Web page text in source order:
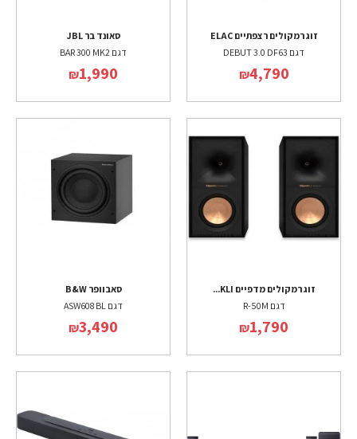
זוג רמקולים רצפתיים ELAC
דגם DEBUT 3.0 DF63
₪4,790
סאונד בר JBL
דגם BAR 300 MK2
₪1,990
זוג רמקולים מדפיים KLI...
דגם R-50M
₪1,790
סאבוופר B&W
דגם ASW608 BL
₪3,490